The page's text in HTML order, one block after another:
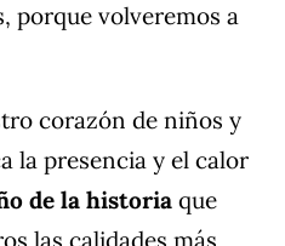
porque volveremos a
corazón de niños y
la presencia y el calor
de la historia que